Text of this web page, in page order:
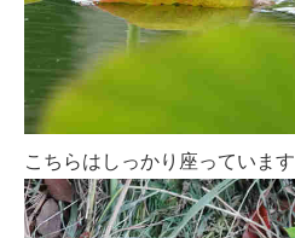
こちらはしっかり座っています